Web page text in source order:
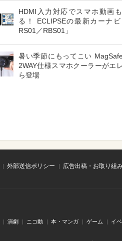
HDMI入力対応でスマホ動画
る！ ECLIPSEの最新カーナビ
RS01／RBS01」
暑い季節にもってこい
2WAY仕様スマホクーラーがエ
ら登場
外部送信ポリシー
広告出稿・お取り組
演劇 ニコ動 本・マンガ ゲーム イ